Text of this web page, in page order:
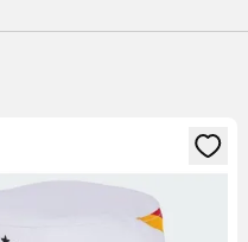
för att logga in eller